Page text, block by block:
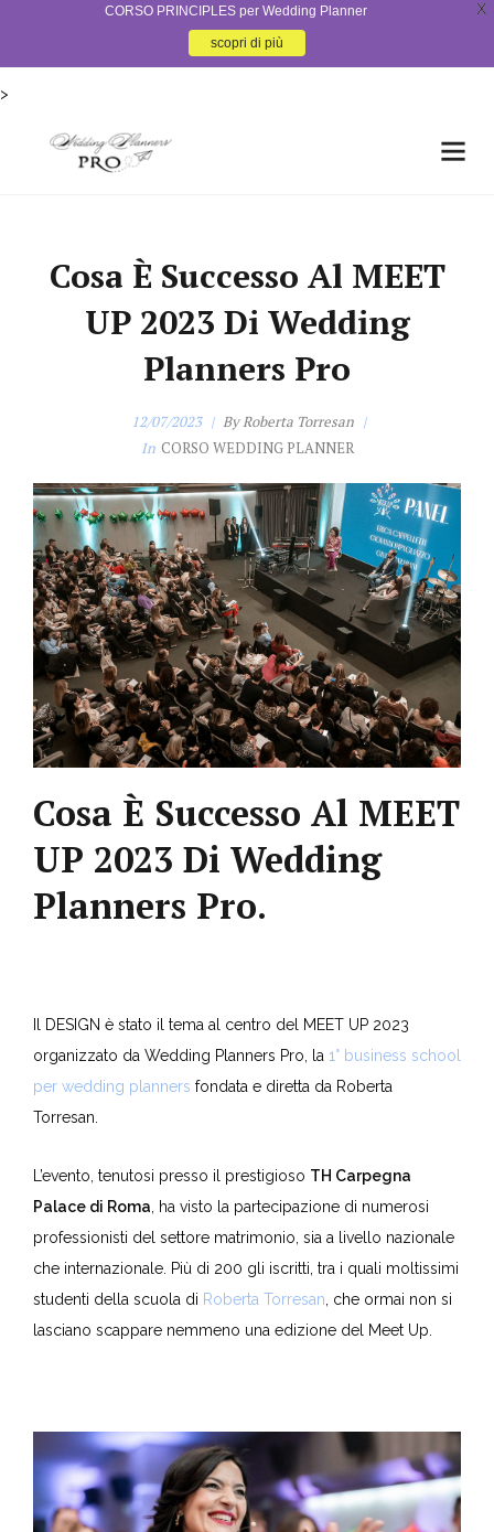
>
Cosa È Successo Al MEET
UP 2023 Di Wedding
Planners Pro
12/07/2023 ByRoberta Torresan
In CORSO WEDDING PLANNER
Cosa È Successo Al MEET
UP 2023 Di Wedding
Planners Pro.
Il DESIGN è stato il tema al centro del MEET UP 2023
organizzato da Wedding Planners Pro, la 1° business school
per wedding planners fondata e diretta da Roberta
Torresan.
L’evento, tenutosi presso il prestigioso TH Carpegna
Palace di Roma, ha visto la partecipazione di numerosi
professionisti del settore matrimonio, sia a livello nazionale
che internazionale. Più di 200 gli iscritti, tra i quali moltissimi
studenti della scuola di Roberta Torresan, che ormai non si
lasciano scappare nemmeno una edizione del Meet Up.
scopri di più